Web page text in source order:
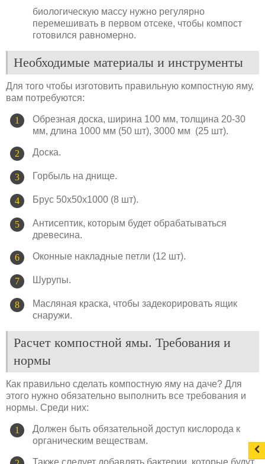
биологическую массу нужно регулярно
перемешивать в первом отсеке, чтобы компост
готовился равномерно.
Необходимые материалы и инструменты
Для того чтобы изготовить правильную компостную яму,
вам потребуются:
Обрезная доска, ширина 100 мм, толщина 20-30
мм, длина 1000 мм (50 шт), 3000 мм (25 шт).
Доска.
Горбыль на днище.
Брус 50х50х1000 (8 шт).
Антисептик, которым будет обрабатываться
древесина.
Оконные накладные петли (12 шт).
Шурупы.
Масляная краска, чтобы задекорировать ящик
снаружи.
Расчет компостной ямы. Требования и
нормы
Как правильно сделать компостную яму на даче? Для
этого нужно обязательно выполнить все требования и
нормы. Среди них:
Должен быть обязательной доступ кислорода к
органическим веществам.
Также следует добавлять бактерии, которые будут